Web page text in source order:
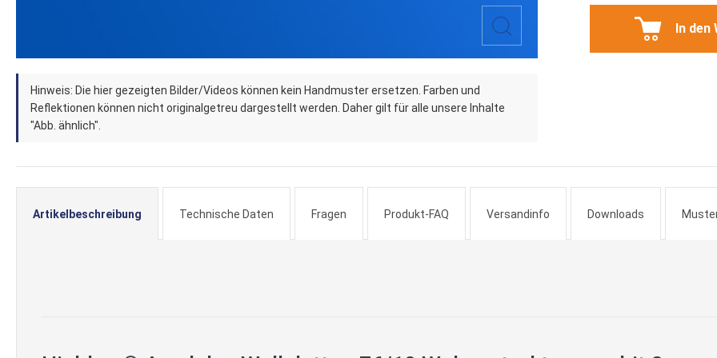
Zum
Anfang
der
Bildergalerie
springen
Hinweis: Die hier gezeigten Bilder/Videos können kein Handmuster ersetzen. Farben und
Reflektionen können nicht originalgetreu dargestellt werden. Daher gilt für alle unsere Inhalte
"Abb. ähnlich".
In den
Artikelbeschreibung Technische Daten Fragen Produkt-FAQ Versandinfo Downloads